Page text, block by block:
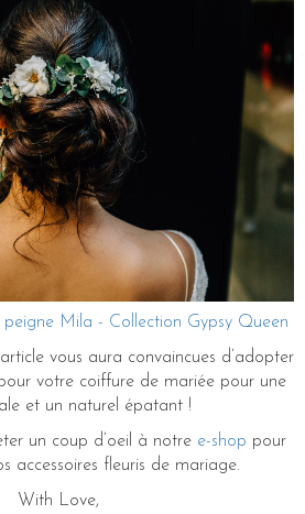
Mila - Collection Gypsy Queen
vous aura convaincues d’adopter
votre coiffure de mariée pour une
et un naturel épatant !
un coup d’oeil à notre e-shop pour
accessoires fleuris de mariage.
With Love,